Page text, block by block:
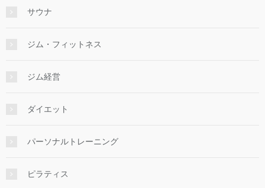
サウナ
ジム・フィットネス
ジム経営
ダイエット
パーソナルトレーニング
ピラティス